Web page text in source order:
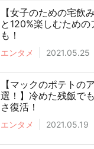
【女子のための宅飲
と120%楽しむため
も！
エンタメ 2021.05.25
【マックのポテトの
選！】冷めた残飯で
さ復活！
エンタメ 2021.05.19